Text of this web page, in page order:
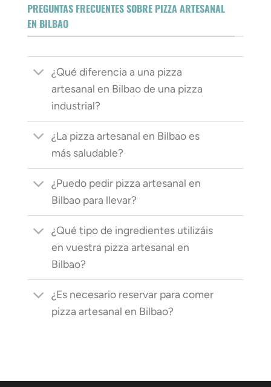
PREGUNTAS FRECUENTES SOBRE PIZZA ARTESANAL
EN BILBAO
¿Qué diferencia a una pizza
artesanal en Bilbao de una pizza
industrial?
¿La pizza artesanal en Bilbao es
más saludable?
¿Puedo pedir pizza artesanal en
Bilbao para llevar?
¿Qué tipo de ingredientes utilizáis
en vuestra pizza artesanal en
Bilbao?
¿Es necesario reservar para comer
pizza artesanal en Bilbao?